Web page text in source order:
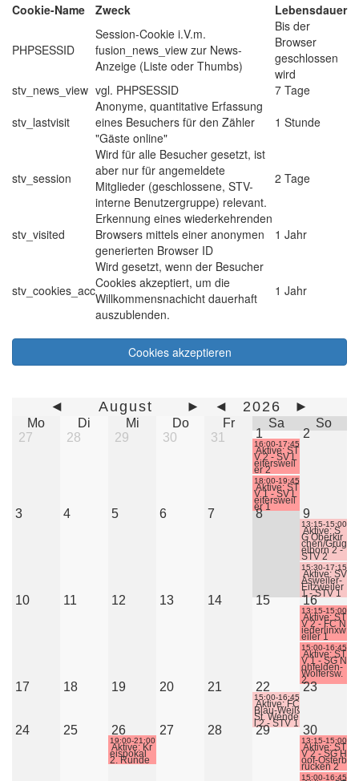
Cookie-Name Zweck Lebensdauer
PHPSESSID
Session-Cookie i.V.m.
fusion_news_view zur News-
Anzeige (Liste oder Thumbs)
Bis der
Browser
geschlossen
wird
stv_news_view vgl. PHPSESSID
7 Tage
stv_lastvisit
Anonyme, quantitative Erfassung
eines Besuchers für den Zähler
"Gäste online"
1 Stunde
stv_session
Wird für alle Besucher gesetzt, ist
aber nur für angemeldete
Mitglieder (geschlossene, STV-
interne Benutzergruppe) relevant.
2 Tage
stv_visited
Erkennung eines wiederkehrenden
Browsers mittels einer anonymen
generierten Browser ID
1 Jahr
stv_cookies_acc
Wird gesetzt, wenn der Besucher
Cookies akzeptiert, um die
Willkommensnachicht dauerhaft
auszublenden.
1 Jahr
Cookies akzeptieren